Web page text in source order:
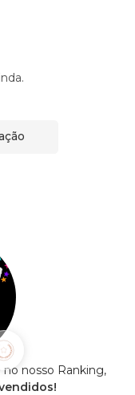
nosso Ranking,